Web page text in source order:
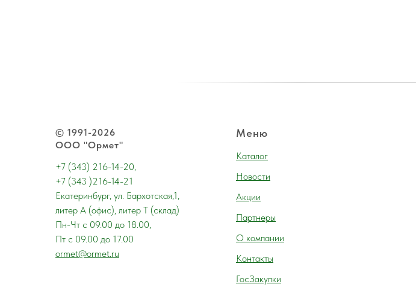
© 1991-2026
ООО "Ормет"
+7 (343) 216-14-20,
+7 (343 )216-14-21
Екатеринбург, ул. Бархотская,1,
литер А (офис), литер Т (склад)
Пн-Чт с 09.00 до 18.00,
Пт с 09.00 до 17.00
ormet@ormet.ru
Меню
Каталог
Новости
Акции
Партнеры
О компании
Контакты
ГосЗакупки